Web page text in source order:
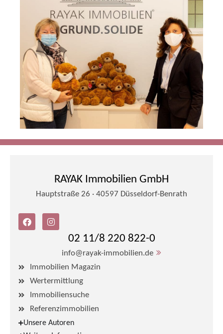
RAYAK Immobilien GmbH
Hauptstraße 26 · 40597 Düsseldorf-Benrath
02 11/8 220 822-0
info@rayak-immobilien.de
Immobilien Magazin
Wertermittlung
Immobiliensuche
Referenzimmobilien
Unsere Autoren